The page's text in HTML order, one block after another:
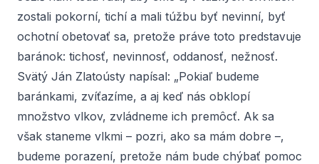
zostali pokorní, tichí a mali túžbu byť nevinní, byť
ochotní obetovať sa, pretože práve toto predstavuje
baránok: tichosť, nevinnosť, oddanosť, nežnosť.
Svätý Ján Zlatoústy napísal: „Pokiaľ budeme
baránkami, zvíťazíme, a aj keď nás obklopí
množstvo vlkov, zvládneme ich premôcť. Ak sa
však staneme vlkmi – pozri, ako sa mám dobre –,
budeme porazení, pretože nám bude chýbať pomoc